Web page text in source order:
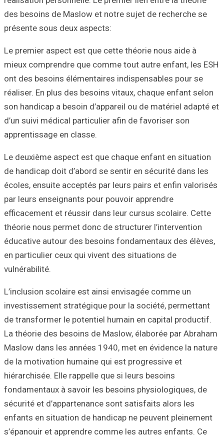
des besoins de
Le premier
mieux
ont des besoins
réaliser. En plus
son handicap a
d’un suivi
Le deuxième
de handicap doit
écoles, ensuite
par leurs
efficacement et
théorie nous
éducative
en particulier
L’inclusion
investissement
de transformer
La théorie des
Maslow dans les
de la motivation
hiérarchisée.
fondamentaux à
sécurité et
enfants en
s’épanouir et